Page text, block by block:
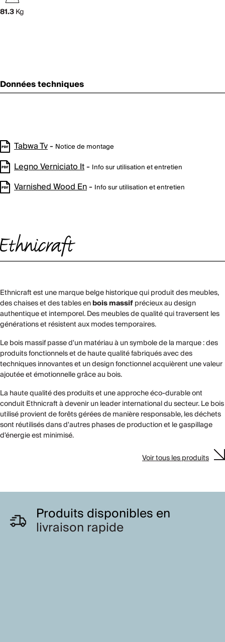
81.3Kg
Données techniques
Tabwa Tv- Notice de montage
Legno Verniciato It- Info sur utilisation et entretien
Varnished Wood En- Info sur utilisation et entretien
Ethnicraft est une marque belge historique qui produit des meubles,
des chaises et des tables enbois massifprécieux au design
authentique et intemporel. Des meubles de qualité qui traversent les
générations et résistent aux modes temporaires.
Le bois massif passe d'un matériau à un symbole de la marque : des
produits fonctionnels et de haute qualité fabriqués avec des
techniques innovantes et un design fonctionnel acquièrent une valeur
ajoutée et émotionnelle grâce au bois.
La haute qualité des produits et une approche éco-durable ont
conduit Ethnicraft à devenir un leader international du secteur. Le bois
utilisé provient de forêts gérées de manière responsable, les déchets
sont réutilisés dans d'autres phases de production et le gaspillage
d'énergie est minimisé.
Voir tous les produits
Produits disponibles en
livraison rapide